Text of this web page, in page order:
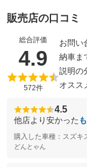
販売店の口コミ
総合評価
4.9 （
572件
お問い
納車ま
説明の
オスス
4.5
他店より安かった
購入した車種：スズキ
どんとゃん